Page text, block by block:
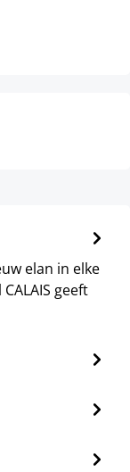
elan in elke
geeft